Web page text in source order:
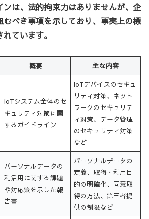
ンは、法的拘束力はありませんが、企
むべき事項を示しており、事実上の標
ています。
概要 主な内容
IoTシステム全体のセ
キュリティ対策に関
するガイドライン
IoTデバイスのセキュ
リティ対策、ネット
ワークのセキュリテ
ィ対策、データ管理
のセキュリティ対策
など
パーソナルデータの
利活用に関する課題
や対応策を示した報
告書
パーソナルデータの
定義、取得・利用目
的の明確化、同意取
得の方法、第三者提
供の制限など